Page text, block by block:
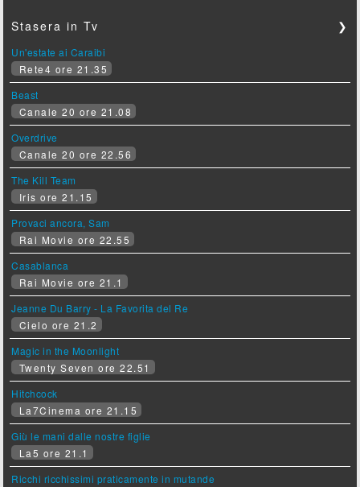
Stasera in Tv ❯
Un'estate ai Caraibi
Rete4 ore 21.35
Beast
Canale 20 ore 21.08
Overdrive
Canale 20 ore 22.56
The Kill Team
Iris ore 21.15
Provaci ancora, Sam
Rai Movie ore 22.55
Casablanca
Rai Movie ore 21.1
Jeanne Du Barry - La Favorita del Re
Cielo ore 21.2
Magic in the Moonlight
Twenty Seven ore 22.51
Hitchcock
La7Cinema ore 21.15
Giù le mani dalle nostre figlie
La5 ore 21.1
Ricchi ricchissimi praticamente in mutande